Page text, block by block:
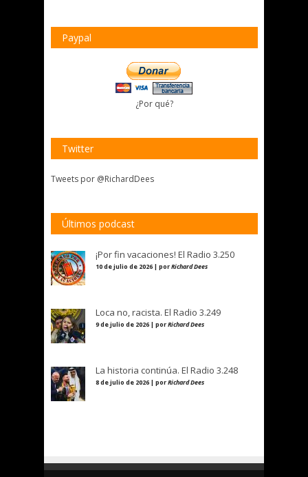
Paypal
¿Por qué?
Twitter
Tweets por @RichardDees
Últimos podcast
¡Por fin vacaciones! El Radio 3.250
10 de julio de 2026 | porRichard Dees
Loca no, racista. El Radio 3.249
9 de julio de 2026 | porRichard Dees
La historia continúa. El Radio 3.248
8 de julio de 2026 | porRichard Dees